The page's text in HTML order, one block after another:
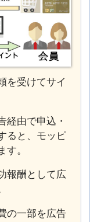
を受けてサイ
経由で申込・
ると、モッピ
す。
報酬として広
の一部を広告